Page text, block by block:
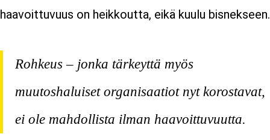
haavoittuvuus on heikkoutta, eikä kuulu bisnekseen.
Rohkeus – jonka tärkeyttä myös
muutoshaluiset organisaatiot nyt korostavat,
ei ole mahdollista ilman haavoittuvuutta.